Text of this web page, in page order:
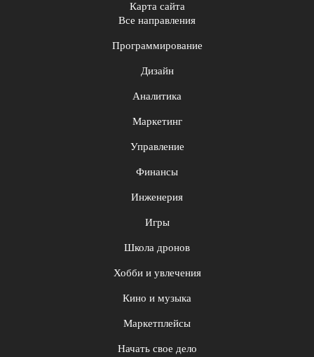
Карта сайта
Все направления
Программирование
Дизайн
Аналитика
Маркетинг
Управление
Финансы
Инженерия
Игры
Школа дронов
Хобби и увлечения
Кино и музыка
Маркетплейсы
Начать свое дело